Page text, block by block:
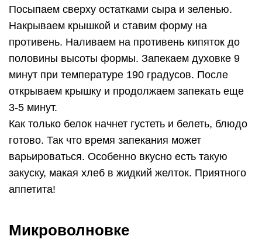
Посыпаем сверху остатками сыра и зеленью.
Накрываем крышкой и ставим форму на
противень. Наливаем на противень кипяток до
половины высоты формы. Запекаем духовке 9
минут при температуре 190 градусов. После
открываем крышку и продолжаем запекать еще
3-5 минут.
Как только белок начнет густеть и белеть, блюдо
готово. Так что время запекания может
варьироваться. Особенно вкусно есть такую
закуску, макая хлеб в жидкий желток. Приятного
аппетита!
Микроволновке